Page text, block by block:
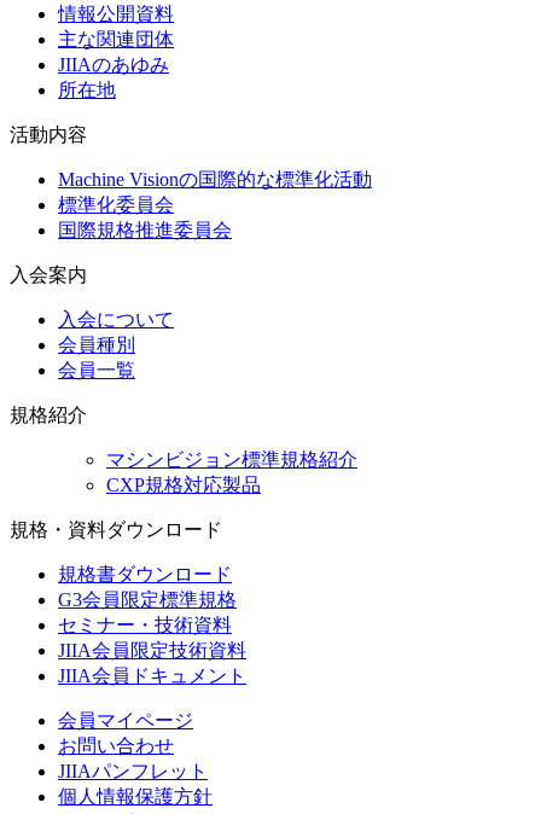
情報公開資料
主な関連団体
JIIAのあゆみ
所在地
活動内容
Machine Visionの国際的な標準化活動
標準化委員会
国際規格推進委員会
入会案内
入会について
会員種別
会員一覧
規格紹介
マシンビジョン標準規格紹介
CXP規格対応製品
規格・資料ダウンロード
規格書ダウンロード
G3会員限定標準規格
セミナー・技術資料
JIIA会員限定技術資料
JIIA会員ドキュメント
会員マイページ
お問い合わせ
JIIAパンフレット
個人情報保護方針